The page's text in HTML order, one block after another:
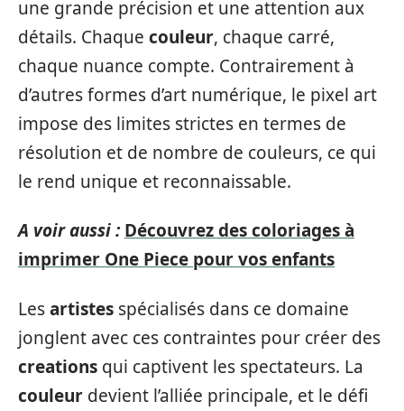
une grande précision et une attention aux
détails. Chaque couleur, chaque carré,
chaque nuance compte. Contrairement à
d’autres formes d’art numérique, le pixel art
impose des limites strictes en termes de
résolution et de nombre de couleurs, ce qui
le rend unique et reconnaissable.
A voir aussi : Découvrez des coloriages à
imprimer One Piece pour vos enfants
Lesartistes spécialisés dans ce domaine
jonglent avec ces contraintes pour créer des
creations qui captivent les spectateurs. La
couleur devient l’alliée principale, et le défi